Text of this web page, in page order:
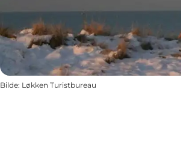
Bilde: Løkken Turistbureau